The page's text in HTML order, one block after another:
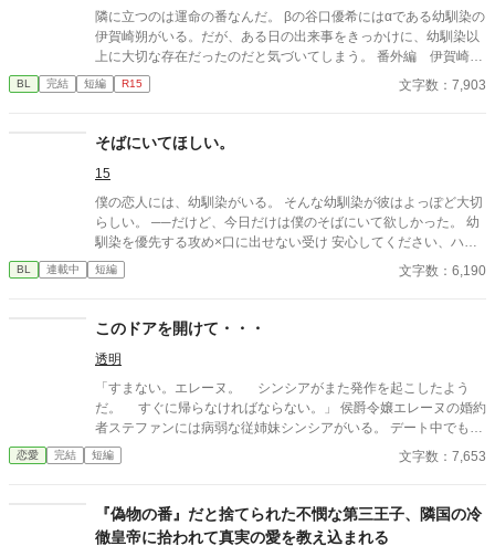
きません。 ✻独自設定の異世界オメガバースです。 ✻4話までは
毎日更新。その後は週3話の更新を目指します。執筆しながらの
更新、遅筆なのでゆっくりペースにはなりますが、完結は保証い
りがとうございます😊
隣に立つのは運命の番なんだ。 βの谷口優希にはαである幼馴染の
伊賀崎朔がいる。だが、ある日の出来事をきっかけに、幼馴染以
上に大切な存在だったのだと気づいてしまう。 番外編 伊賀崎朔
視点もあります。 （１２月：改正版） 8/16番外編出しまし
た！！！！！ 読んでくださった読者の皆様、たくさんの❤️ありが
2000❤️ありがとうございます😭 4/29 3000❤️ありがとうござ
います😭 8/13 4000❤️ありがとうございます😭 12/10 5000❤️
ありがとうございます😭 5/27 6000❤️ありがとうございます😭
8/6 7000❤️ありがとうございます😭
BL 完結 短編 R15 文字数：7,903
そばにいてほしい。
15
僕の恋人には、幼馴染がいる。 そんな幼馴染が彼はよっぽど大切
らしい。 ──だけど、今日だけは僕のそばにいて欲しかった。 幼
馴染を優先する攻め×口に出せない受け 安心してください、ハピ
エンです。
BL 連載中 短編 文字数：6,190
このドアを開けて・・・
透明
「すまない。エレーヌ。 シンシアがまた発作を起こしたよう
だ。 すぐに帰らなければならない。」 侯爵令嬢エレーヌの婚約
者ステファンには病弱な従姉妹シンシアがいる。 デート中でもシ
ンシアからメッセージが来るとステファンはシンシアのもとに行
ってしまう。 不安になるエレーヌだがシンシアには秘密があっ
恋愛 完結 短編 文字数：7,653
『偽物の番』だと捨てられた不憫な第三王子、隣国の冷
徹皇帝に拾われて真実の愛を教え込まれる